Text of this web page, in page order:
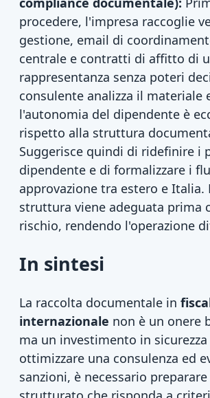
procedere, l'impresa raccoglie
gestione, email di
centrale e contratti di affitto di
rappresentanza senza poteri
consulente analizza il materiale
l'autonomia del dipendente è
rispetto alla struttura
Suggerisce quindi di ridefinire i
dipendente e di formalizzare i
approvazione tra estero e Italia.
struttura viene adeguata prima
rischio, rendendo l'operazione
In sintesi
La raccolta documentale in
internazionale non è un onere
ma un investimento in
ottimizzare una consulenza ed
sanzioni, è necessario